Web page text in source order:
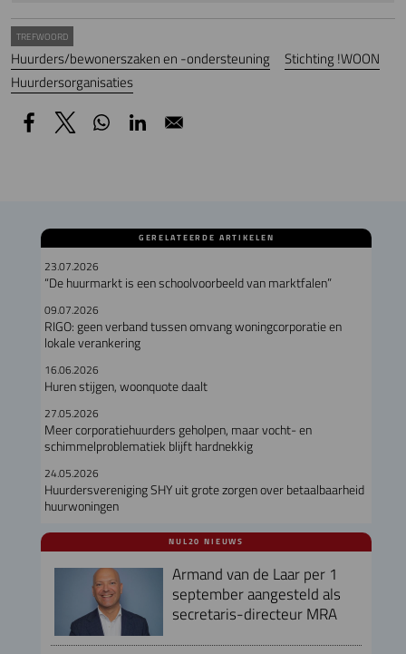
TREFWOORD
Huurders/bewonerszaken en -ondersteuning
Stichting !WOON
Huurdersorganisaties
GERELATEERDE ARTIKELEN
23.07.2026
“De huurmarkt is een schoolvoorbeeld van marktfalen”
09.07.2026
RIGO: geen verband tussen omvang woningcorporatie en
lokale verankering
16.06.2026
Huren stijgen, woonquote daalt
27.05.2026
Meer corporatiehuurders geholpen, maar vocht- en
schimmelproblematiek blijft hardnekkig
24.05.2026
Huurdersvereniging SHY uit grote zorgen over betaalbaarheid
huurwoningen
NUL20 NIEUWS
Armand van de Laar per 1
september aangesteld als
secretaris-directeur MRA